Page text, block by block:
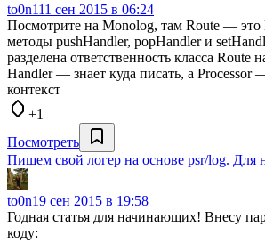
to0n111 сен 2015 в 06:24
Посмотрите на Monolog, там Route — это
методы pushHandler, popHandler и
разделена ответственность класса Route
Handler — знает куда писать, а Processor
контекст
+1
Посмотреть
Пишем свой логер на основе psr/log. Для
to0n19 сен 2015 в 19:58
Годная статья для начинающих! Внесу
коду: